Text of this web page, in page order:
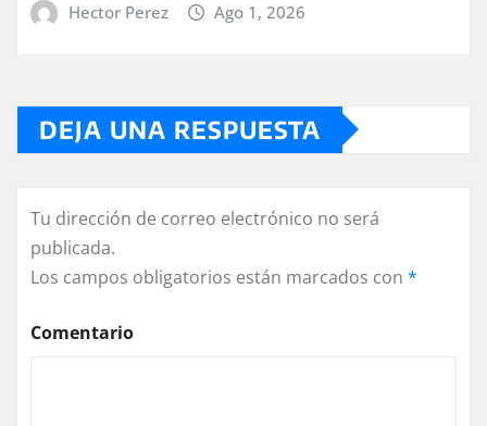
Hector Perez Ago 1, 2026
DEJA UNA RESPUESTA
Tu dirección de correo electrónico no será
publicada.
Los campos obligatorios están marcados con *
Comentario